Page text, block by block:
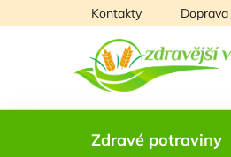
na
Kontakty
Zdravé potraviny